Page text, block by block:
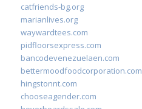
catfriends-bg.org
marianlives.org
waywardtees.com
pidfloorsexpress.com
bancodevenezuelaen.com
bettermoodfoodcorporation.com
hingstonnt.com
chooseagender.com